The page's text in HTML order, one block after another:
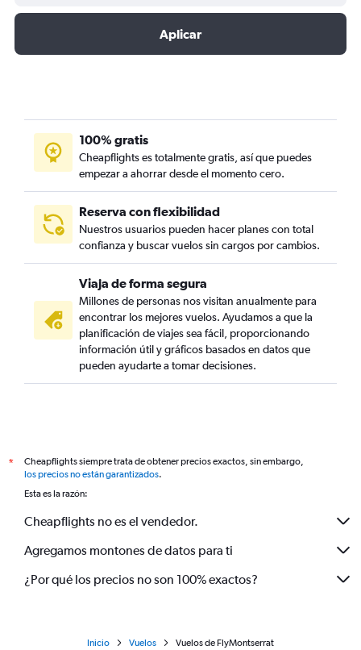
Aplicar
100% gratis
Cheapflights es totalmente gratis, así que puedes
empezar a ahorrar desde el momento cero.
Reserva con flexibilidad
Nuestros usuarios pueden hacer planes con total
confianza y buscar vuelos sin cargos por cambios.
Viaja de forma segura
Millones de personas nos visitan anualmente para
encontrar los mejores vuelos. Ayudamos a que la
planificación de viajes sea fácil, proporcionando
información útil y gráficos basados en datos que
pueden ayudarte a tomar decisiones.
*
Cheapflights siempre trata de obtener precios exactos, sin embargo,
los precios no están garantizados.
Esta es la razón:
Cheapflights no es el vendedor.
Agregamos montones de datos para ti
¿Por qué los precios no son 100% exactos?
Inicio Vuelos Vuelos de FlyMontserrat